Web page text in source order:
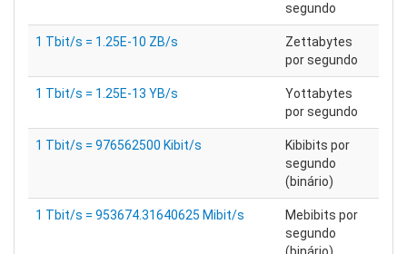
segundo
1 Tbit/s = 1.25E-10 ZB/s
Zettabytes
por segundo
1 Tbit/s = 1.25E-13 YB/s
Yottabytes
por segundo
1 Tbit/s = 976562500 Kibit/s
Kibibits por
segundo
(binário)
1 Tbit/s = 953674.31640625 Mibit/s
Mebibits por
segundo